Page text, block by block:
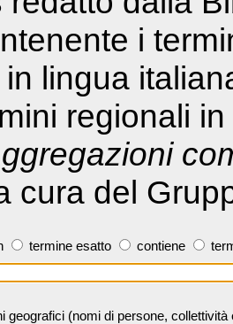
i
lingua
regionali
cura del
termine esatto contiene
geografici (nomi di persone,